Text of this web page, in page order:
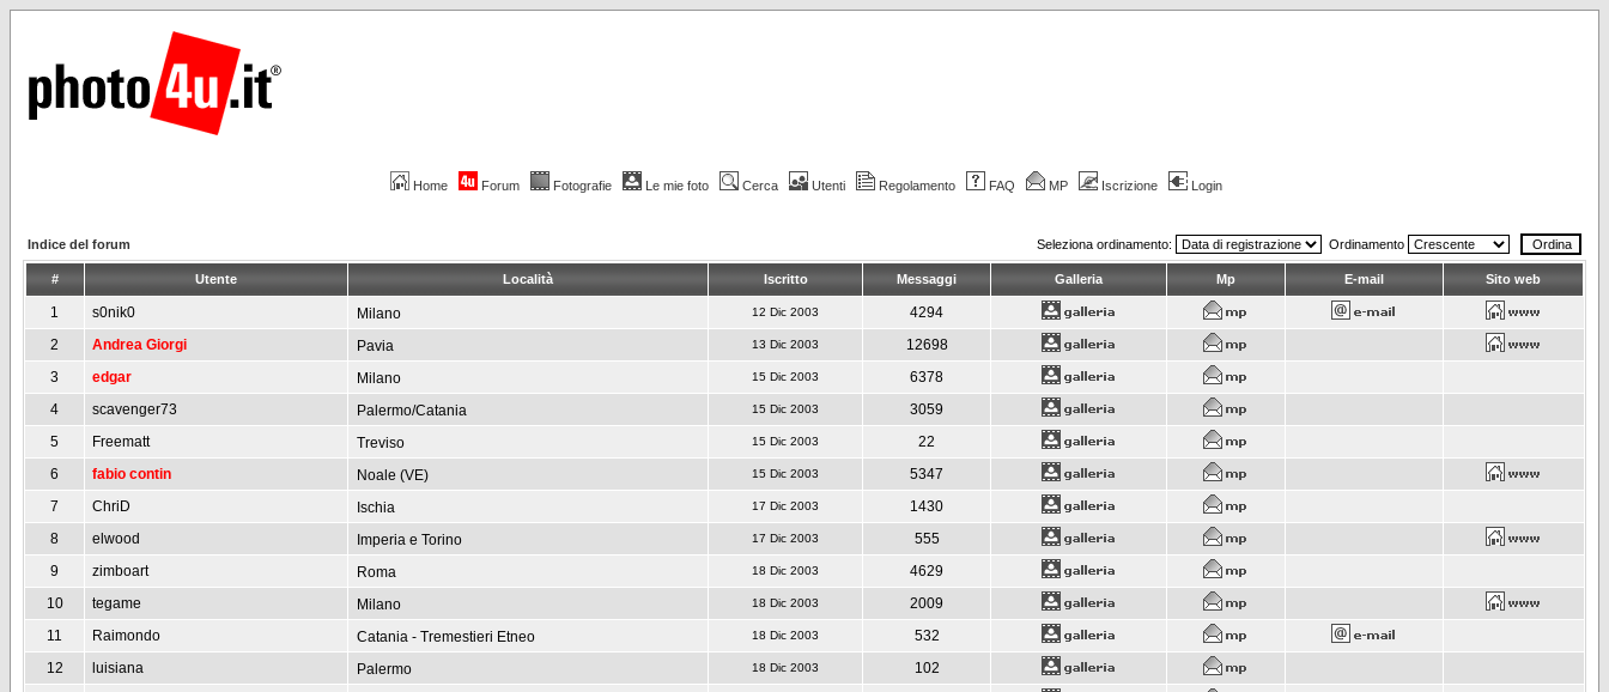
Home Forum Fotografie Le mie foto Cerca Utenti Regolamento FAQ MP Iscrizione Login
Indice del forum Seleziona ordinamento: Ordinamento
# Utente Località Iscritto Messaggi Galleria Mp E-mail Sito web
1 s0nik0 Milano 12 Dic 2003
4294
2
Andrea Giorgi Pavia 13 Dic 2003
12698
3
edgar Milano 15 Dic 2003
6378
4
scavenger73 Palermo/Catania 15 Dic 2003
3059
5
Freematt Treviso 15 Dic 2003
22
6
fabio contin Noale (VE) 15 Dic 2003
5347
7
ChriD Ischia 17 Dic 2003
1430
8
elwood Imperia e Torino 17 Dic 2003
555
9
zimboart Roma 18 Dic 2003
4629
10
tegame Milano 18 Dic 2003
2009
11
Raimondo Catania - Tremestieri Etneo 18 Dic 2003
532
12
luisiana Palermo 18 Dic 2003
102